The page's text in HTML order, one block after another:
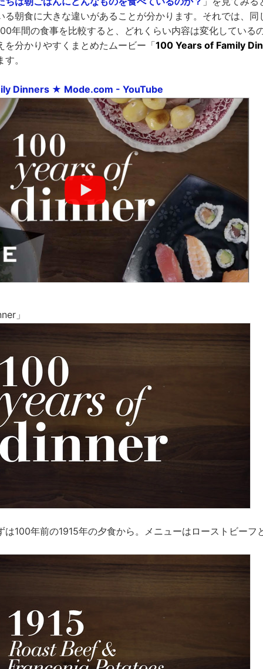
る朝食に大きな違いがあることが分かります。それでは、同
年間の食事を比較すると、どれくらい内容は変化している
を分かりやすくまとめたムービー「100 Years of Family
。
Dinners ★ Mode.com - YouTube
」
は100年前の1915年の夕食から。メニューはローストビーフ